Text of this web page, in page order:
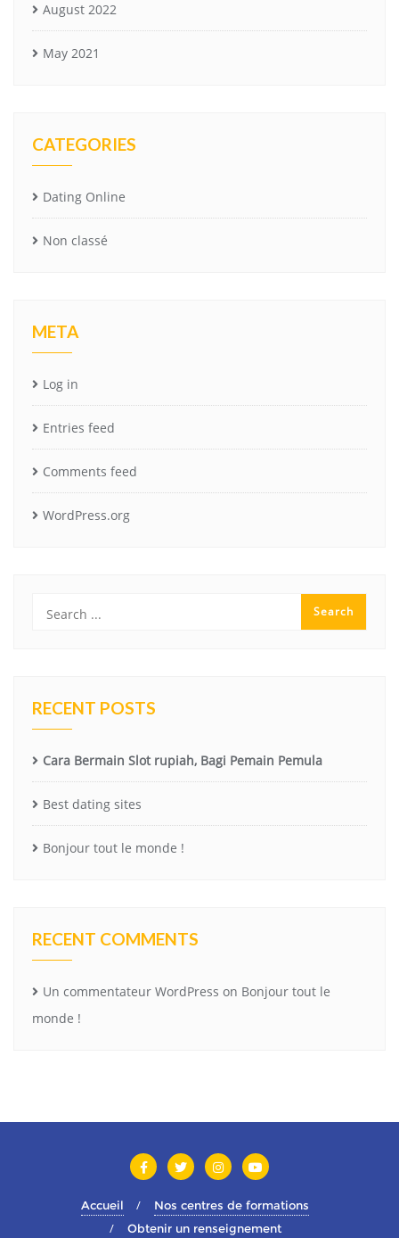
August 2022
May 2021
CATEGORIES
Dating Online
Non classé
META
Log in
Entries feed
Comments feed
WordPress.org
RECENT POSTS
Cara Bermain Slot rupiah, Bagi Pemain Pemula
Best dating sites
Bonjour tout le monde !
RECENT COMMENTS
Un commentateur WordPress on Bonjour tout le
monde !
Accueil
Nos centres de formations
Obtenir un renseignement